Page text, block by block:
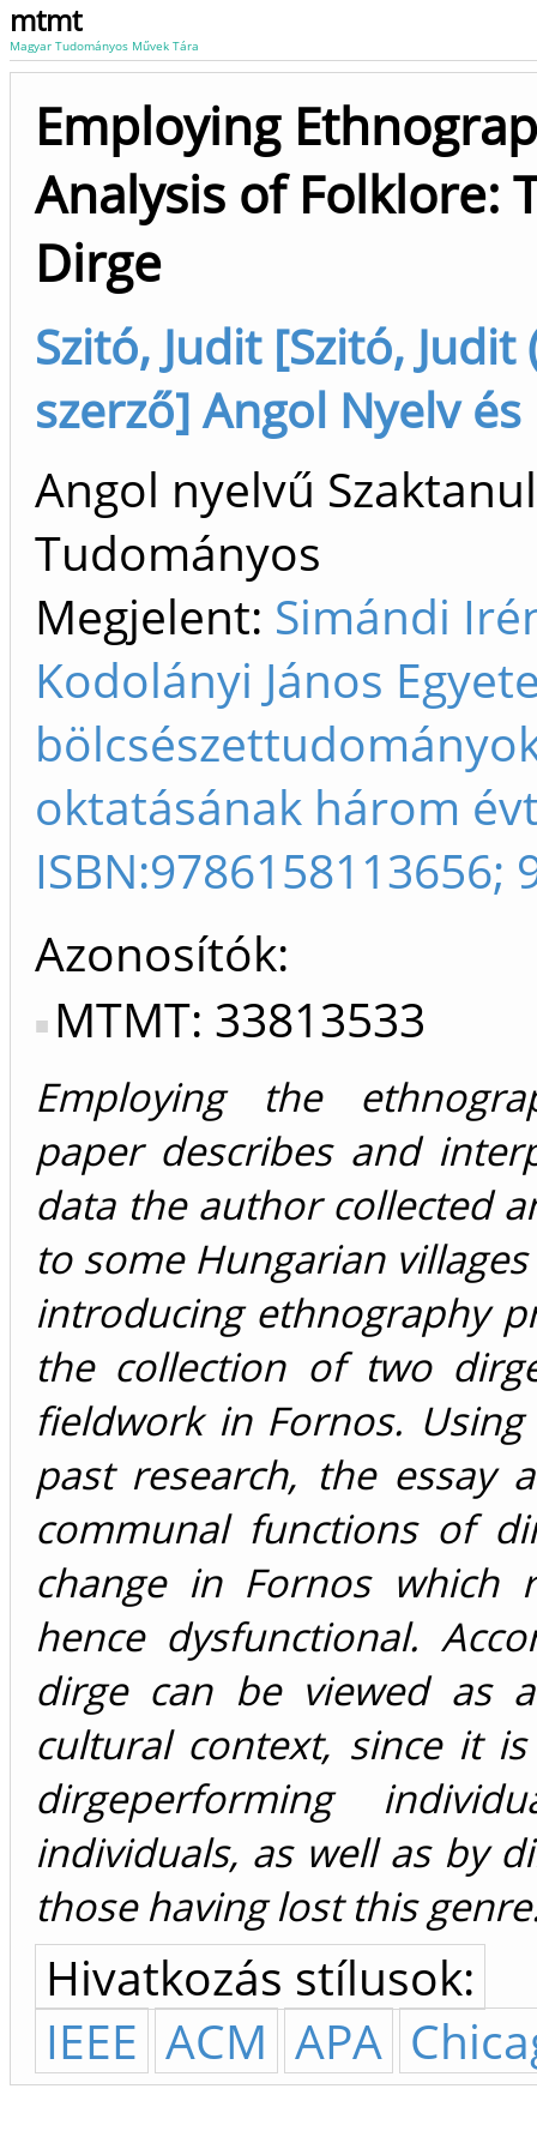
mtmt
Magyar Tudományos Művek Tára
Employing
Analysis of Folklore:
Dirge
Szitó, Judit [Szitó,
szerző] Angol Nyelv és
Angol nyelvű
Tudományos
Megjelent: Simándi
Kodolányi János
oktatásának három
ISBN:9786158113656;
Azonosítók
MTMT: 33813533
Employing the
paper describes and
data the author collected
to some Hungarian
introducing ethnography
the collection of two
fieldwork in Fornos.
past research, the essay
communal functions of
change in Fornos which
hence dysfunctional.
dirge can be viewed as
cultural context, since it
dirgeperforming
individuals, as well as by
those having lost this
Hivatkozás stílusok:
IEEE ACM APA